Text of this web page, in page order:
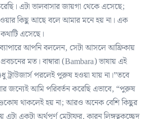
এটা ভালবাসার জায়গা থেকে এসেছে;
কিছু আছে বলে আমার মনে হয় না। এক
এসেছে।
আপনি বললেন, সেটা আসলে আফ্রিকায়
মত। বাম্বারা (Bambara) ভাষায় এই
ট্রাউজার্স পরলেই পুরুষ হওয়া যায় না।”তবে
জন্যেই আমি পরিবর্তন করেছি এভাবে, “পুরুষ
থাকলেই হয় না; আরও অনেক বেশি কিছুর